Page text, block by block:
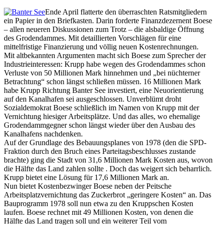
Ende April flatterte den überraschten Ratsmitgliedern
ein Papier in den Briefkasten. Darin forderte Finanzdezernent Boese
– allen neueren Diskussionen zum Trotz – die alsbaldige Öffnung
des Grodendammes. Mit detaillierten Vorschlägen für eine
mittelfristige Finanzierung und völlig neuen Kostenrechnungen.
Mit altbekannten Argumenten macht sich Boese zum Sprecher der
Industrieinteressen: Krupp habe wegen des Grodendammes schon
Verluste von 50 Millionen Mark hinnehmen und „bei nüchterner
Betrachtung“ schon längst schließen müssen. 16 Millionen Mark
habe Krupp Richtung Banter See investiert, eine Neuorientierung
auf den Kanalhafen sei ausgeschlossen. Unverblümt droht
Sozialdemokrat Boese schließlich im Namen von Krupp mit der
Vernichtung hiesiger Arbeitsplätze. Und das alles, wo ehemalige
Grodendammgegner schon längst wieder über den Ausbau des
Kanalhafens nachdenken.
Auf der Grundlage des Bebauungsplanes von 1978 (den die SPD-
Fraktion durch den Bruch eines Parteitagsbeschlusses zustande
brachte) ging die Stadt von 31,6 Millionen Mark Kosten aus, wovon
die Hälfte das Land zahlen sollte . Doch das weigert sich beharrlich.
Krupp bietet eine Lösung für 17,6 Millionen Mark an.
Nun bietet Kostenbezwinger Boese neben der Peitsche
Arbeitsplatzvernichtung das Zuckerbrot „geringere Kosten“ an. Das
Bauprogramm 1978 soll nun etwa zu den Kruppschen Kosten
laufen. Boese rechnet mit 49 Millionen Kosten, von denen die
Hälfte das Land tragen soll und ein weiterer Teil vom